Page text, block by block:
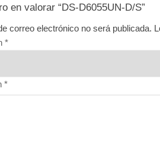
en valorar “DS-D6055UN-D/S”
correo electrónico no será publicada.
*
*